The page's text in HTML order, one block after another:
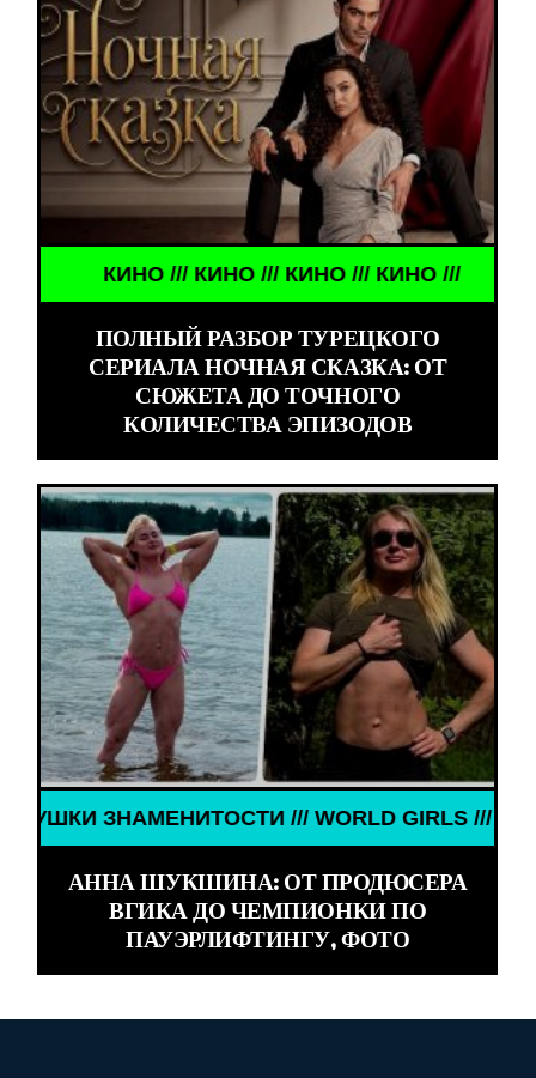
КИНО /// КИНО /// КИНО /// КИНО ///
ПОЛНЫЙ РАЗБОР ТУРЕЦКОГО
СЕРИАЛА НОЧНАЯ СКАЗКА: ОТ
СЮЖЕТА ДО ТОЧНОГО
КОЛИЧЕСТВА ЭПИЗОДОВ
/// WORLD GIRLS /// ДЕВУШКИ
АННА ШУКШИНА: ОТ ПРОДЮСЕРА
ВГИКА ДО ЧЕМПИОНКИ ПО
ПАУЭРЛИФТИНГУ, ФОТО